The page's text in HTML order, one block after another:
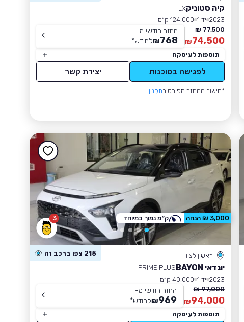
קיה סטוניקLX
2023 יד 1
124,000 ק״מ
77,500 ₪
74,500
₪
החזר חודשי מ-
768
₪לחודש*
תוספות לעיסקה
לפגישה בסוכנות יצירת קשר
*חישוב ההחזר מפורט בתקנון
3
ראשון לציון 215 צפו ברכב זה
יונדאי BAYON
PRIME PLUS
2023 יד 1
40,000 ק״מ
97,000 ₪
94,000
₪
החזר חודשי מ-
969
₪לחודש*
תוספות לעיסקה
3,000 ₪ הנחה ק״מ נמוך במיוחד